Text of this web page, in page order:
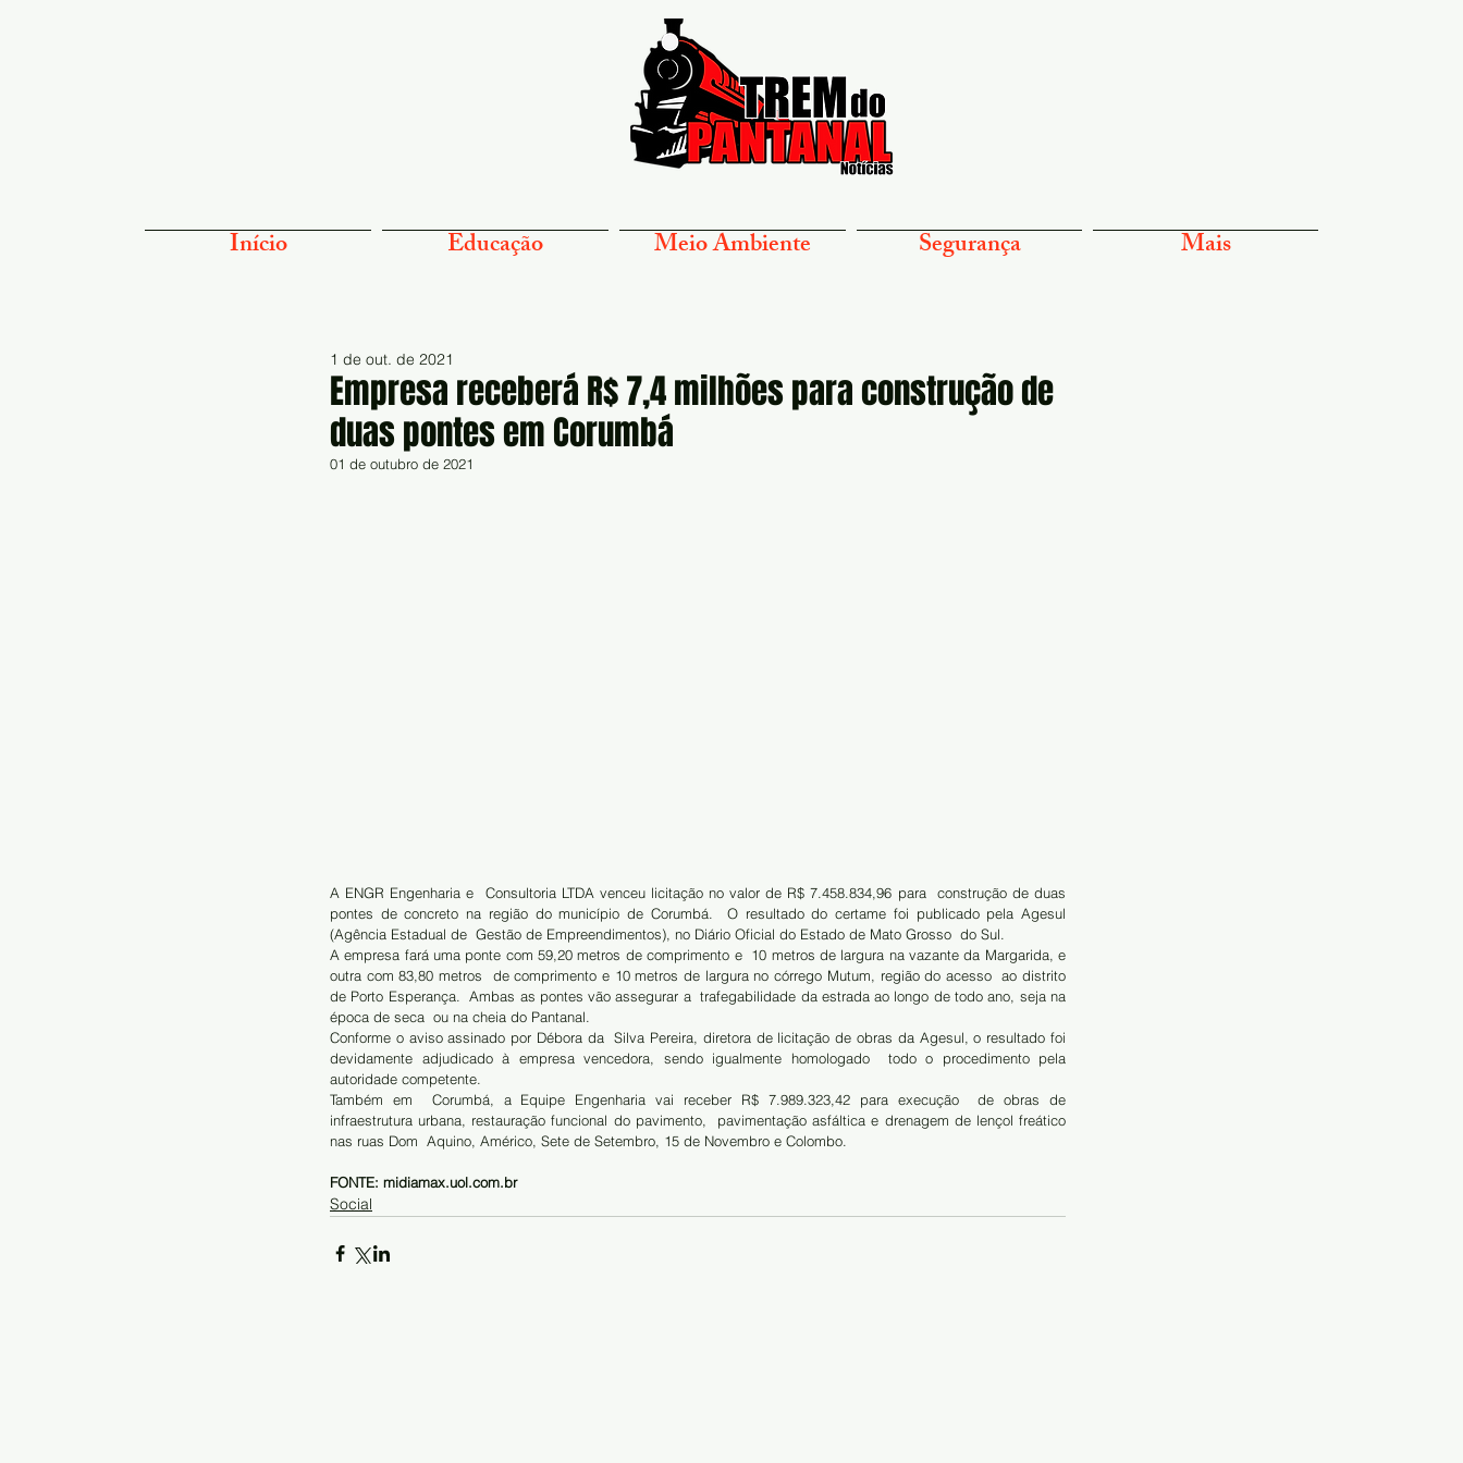
Início Educação Meio Ambiente Segurança Mais
Empresa receberá R$ 7,4 milhões para construção de
duas pontes em Corumbá
1 de out. de 2021
01 de outubro de 2021
A ENGR Engenharia e  Consultoria LTDA venceu licitação no valor de R$ 7.458.834,96 para  construção de duas
pontes de concreto na região do município de Corumbá.  O resultado do certame foi publicado pela Agesul
(Agência Estadual de  Gestão de Empreendimentos), no Diário Oficial do Estado de Mato Grosso  do Sul.
A empresa fará uma ponte com 59,20 metros de comprimento e  10 metros de largura na vazante da Margarida, e
outra com 83,80 metros  de comprimento e 10 metros de largura no córrego Mutum, região do acesso  ao distrito
de Porto Esperança.  Ambas as pontes vão assegurar a  trafegabilidade da estrada ao longo de todo ano, seja na
época de seca  ou na cheia do Pantanal.
Conforme o aviso assinado por Débora da  Silva Pereira, diretora de licitação de obras da Agesul, o resultado foi
devidamente adjudicado à empresa vencedora, sendo igualmente homologado  todo o procedimento pela
autoridade competente.
Também em  Corumbá, a Equipe Engenharia vai receber R$ 7.989.323,42 para execução  de obras de
infraestrutura urbana, restauração funcional do pavimento,  pavimentação asfáltica e drenagem de lençol freático
nas ruas Dom  Aquino, Américo, Sete de Setembro, 15 de Novembro e Colombo.
FONTE: midiamax.uol.com.br
Social